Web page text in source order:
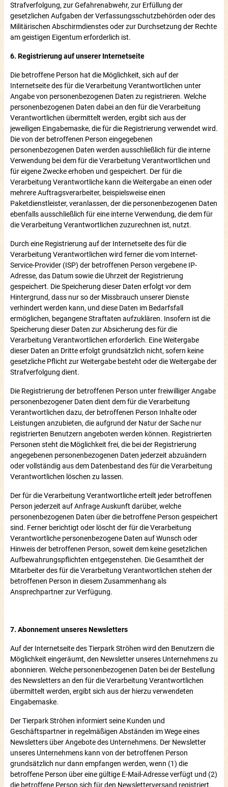
Strafverfolgung, zur Gefahrenabwehr, zur Erfüllung der
gesetzlichen Aufgaben der Verfassungsschutzbehörden oder des
Militärischen Abschirmdienstes oder zur Durchsetzung der Rechte
am geistigen Eigentum erforderlich ist.
6. Registrierung auf unserer Internetseite
Die betroffene Person hat die Möglichkeit, sich auf der
Internetseite des für die Verarbeitung Verantwortlichen unter
Angabe von personenbezogenen Daten zu registrieren. Welche
personenbezogenen Daten dabei an den für die Verarbeitung
Verantwortlichen übermittelt werden, ergibt sich aus der
jeweiligen Eingabemaske, die für die Registrierung verwendet wird.
Die von der betroffenen Person eingegebenen
personenbezogenen Daten werden ausschließlich für die interne
Verwendung bei dem für die Verarbeitung Verantwortlichen und
für eigene Zwecke erhoben und gespeichert. Der für die
Verarbeitung Verantwortliche kann die Weitergabe an einen oder
mehrere Auftragsverarbeiter, beispielsweise einen
Paketdienstleister, veranlassen, der die personenbezogenen Daten
ebenfalls ausschließlich für eine interne Verwendung, die dem für
die Verarbeitung Verantwortlichen zuzurechnen ist, nutzt.
Durch eine Registrierung auf der Internetseite des für die
Verarbeitung Verantwortlichen wird ferner die vom Internet-
Service-Provider (ISP) der betroffenen Person vergebene IP-
Adresse, das Datum sowie die Uhrzeit der Registrierung
gespeichert. Die Speicherung dieser Daten erfolgt vor dem
Hintergrund, dass nur so der Missbrauch unserer Dienste
verhindert werden kann, und diese Daten im Bedarfsfall
ermöglichen, begangene Straftaten aufzuklären. Insofern ist die
Speicherung dieser Daten zur Absicherung des für die
Verarbeitung Verantwortlichen erforderlich. Eine Weitergabe
dieser Daten an Dritte erfolgt grundsätzlich nicht, sofern keine
gesetzliche Pflicht zur Weitergabe besteht oder die Weitergabe der
Strafverfolgung dient.
Die Registrierung der betroffenen Person unter freiwilliger Angabe
personenbezogener Daten dient dem für die Verarbeitung
Verantwortlichen dazu, der betroffenen Person Inhalte oder
Leistungen anzubieten, die aufgrund der Natur der Sache nur
registrierten Benutzern angeboten werden können. Registrierten
Personen steht die Möglichkeit frei, die bei der Registrierung
angegebenen personenbezogenen Daten jederzeit abzuändern
oder vollständig aus dem Datenbestand des für die Verarbeitung
Verantwortlichen löschen zu lassen.
Der für die Verarbeitung Verantwortliche erteilt jeder betroffenen
Person jederzeit auf Anfrage Auskunft darüber, welche
personenbezogenen Daten über die betroffene Person gespeichert
sind. Ferner berichtigt oder löscht der für die Verarbeitung
Verantwortliche personenbezogene Daten auf Wunsch oder
Hinweis der betroffenen Person, soweit dem keine gesetzlichen
Aufbewahrungspflichten entgegenstehen. Die Gesamtheit der
Mitarbeiter des für die Verarbeitung Verantwortlichen stehen der
betroffenen Person in diesem Zusammenhang als
Ansprechpartner zur Verfügung.
7. Abonnement unseres Newsletters
Auf der Internetseite des Tierpark Ströhen wird den Benutzern die
Möglichkeit eingeräumt, den Newsletter unseres Unternehmens zu
abonnieren. Welche personenbezogenen Daten bei der Bestellung
des Newsletters an den für die Verarbeitung Verantwortlichen
übermittelt werden, ergibt sich aus der hierzu verwendeten
Eingabemaske.
Der Tierpark Ströhen informiert seine Kunden und
Geschäftspartner in regelmäßigen Abständen im Wege eines
Newsletters über Angebote des Unternehmens. Der Newsletter
unseres Unternehmens kann von der betroffenen Person
grundsätzlich nur dann empfangen werden, wenn (1) die
betroffene Person über eine gültige E-Mail-Adresse verfügt und (2)
die betroffene Person sich für den Newsletterversand registriert.